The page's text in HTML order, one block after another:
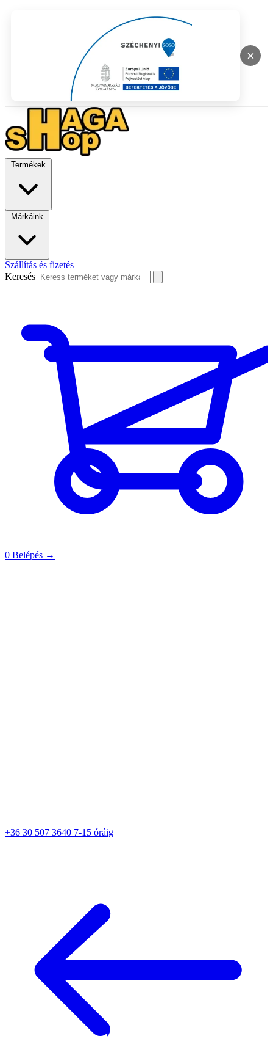
×
Termékek
Márkáink
Szállítás és fizetés
Keresés
0 Belépés →
+36 30 507 3640 7-15 óráig